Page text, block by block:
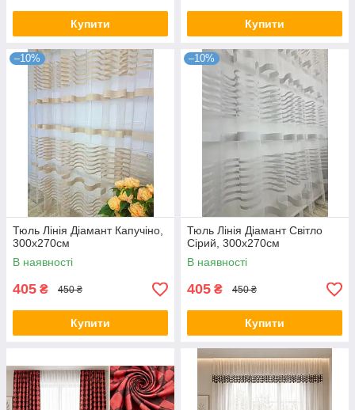
Купити Купити
–10%
Тюль Лінія Діамант Капучіно,
300х270см
В наявності
405 ₴ 450 ₴
Купити
–10%
Тюль Лінія Діамант Світло
Сірий, 300х270см
В наявності
405 ₴ 450 ₴
Купити